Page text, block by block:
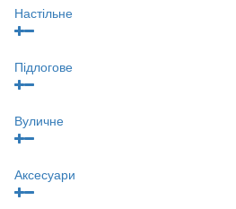
Настільне
Підлогове
Вуличне
Аксесуари